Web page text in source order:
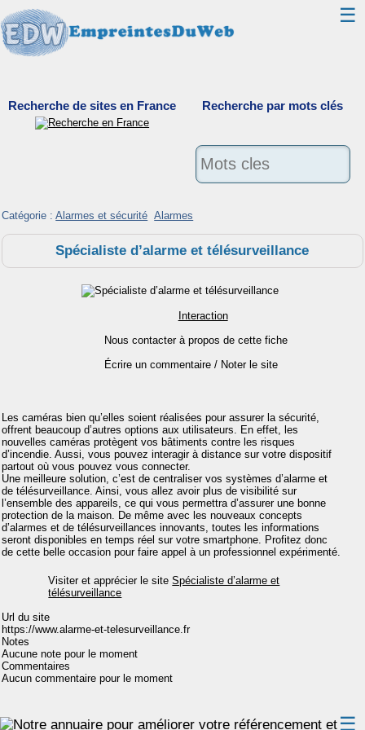
☰
Webmaster
Recherche de sites en France Recherche par mots clés
Catégorie :Alarmes et sécurité Alarmes
Spécialiste d’alarme et télésurveillance
Interaction
Nous contacter à propos de cette fiche
Écrire un commentaire / Noter le site
Les caméras bien qu’elles soient réalisées pour assurer la sécurité,
offrent beaucoup d’autres options aux utilisateurs. En effet, les
nouvelles caméras protègent vos bâtiments contre les risques
d’incendie. Aussi, vous pouvez interagir à distance sur votre dispositif
partout où vous pouvez vous connecter.
Une meilleure solution, c’est de centraliser vos systèmes d’alarme et
de télésurveillance. Ainsi, vous allez avoir plus de visibilité sur
l’ensemble des appareils, ce qui vous permettra d’assurer une bonne
protection de la maison. De même avec les nouveaux concepts
d’alarmes et de télésurveillances innovants, toutes les informations
seront disponibles en temps réel sur votre smartphone. Profitez donc
de cette belle occasion pour faire appel à un professionnel expérimenté.
Visiter et apprécier le siteSpécialiste d’alarme et
télésurveillance
Url du site
https://www.alarme-et-telesurveillance.fr
Notes
Aucune note pour le moment
Commentaires
Aucun commentaire pour le moment
☰